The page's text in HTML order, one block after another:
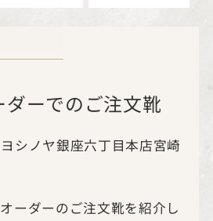
ーでのご注文靴
シノヤ銀座六丁目本店宮崎
ーダーのご注文靴を紹介し